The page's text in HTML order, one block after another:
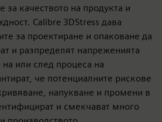
за качеството на продукта и
Calibre 3DStress дава
за проектиране и опаковане да
и разпределят напреженията
или след процеса на
че потенциалните рискове
напукване и промени в
и смекчават много